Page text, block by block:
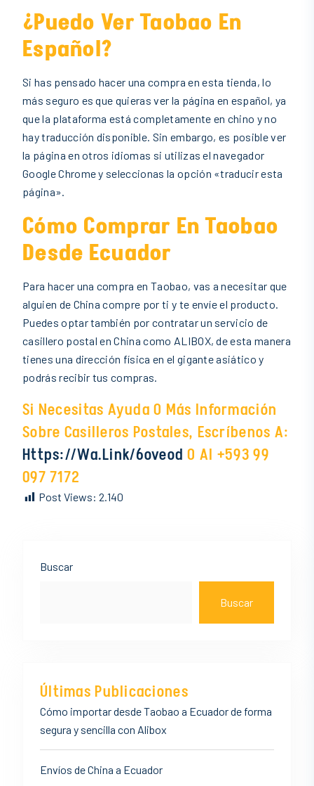
¿Puedo Ver Taobao En
Español?
Si has pensado hacer una compra en esta tienda, lo
más seguro es que quieras ver la página en español, ya
que la plataforma está completamente en chino y no
hay traducción disponible. Sin embargo, es posible ver
la página en otros idiomas si utilizas el navegador
Google Chrome y seleccionas la opción «traducir esta
página».
Cómo Comprar En Taobao
Desde Ecuador
Para hacer una compra en Taobao, vas a necesitar que
alguien de China compre por ti y te envíe el producto.
Puedes optar también por contratar un servicio de
casillero postal en China como ALIBOX, de esta manera
tienes una dirección física en el gigante asiático y
podrás recibir tus compras.
Si Necesitas Ayuda O Más Información
Sobre Casilleros Postales, Escríbenos A:
Https://wa.link/6oveod O Al +593 99
097 7172
Post Views: 2.140
Buscar
Buscar
Últimas Publicaciones
Cómo importar desde Taobao a Ecuador de forma
segura y sencilla con Alibox
Envíos de China a Ecuador